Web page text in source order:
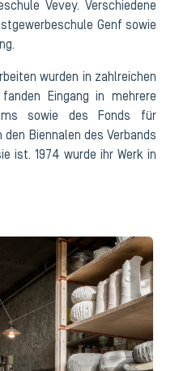
Vevey. Verschiedene
Genf sowie
wurden in zahlreichen
Eingang in mehrere
sowie des Fonds für
Biennalen des Verbands
ist. 1974 wurde ihr Werk in